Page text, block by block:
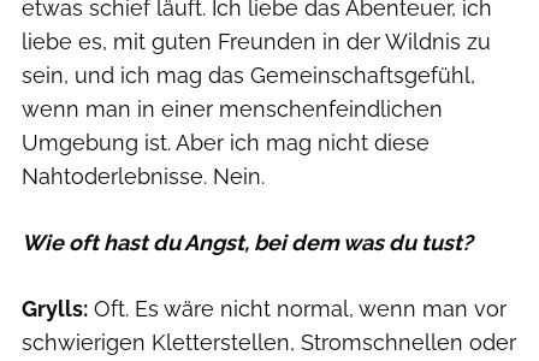
etwas schief läuft. Ich liebe das Abenteuer, ich
liebe es, mit guten Freunden in der Wildnis zu
sein, und ich mag das Gemeinschaftsgefühl,
wenn man in einer menschenfeindlichen
Umgebung ist. Aber ich mag nicht diese
Nahtoderlebnisse. Nein.
Wie oft hast du Angst, bei dem was du tust?
Grylls: Oft. Es wäre nicht normal, wenn man vor
schwierigen Kletterstellen, Stromschnellen oder